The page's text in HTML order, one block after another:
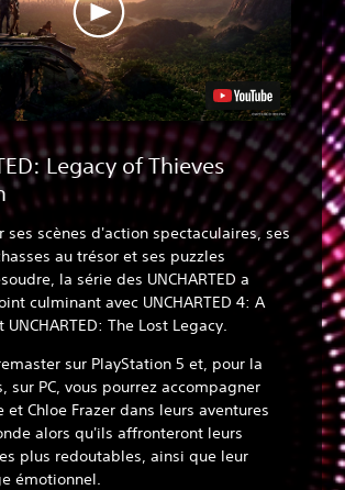
Legacy of Thieves
ses scènes d'action spectaculaires, ses
au trésor et ses puzzles
la série des UNCHARTED a
culminant avec UNCHARTED 4: A
The Lost Legacy.
sur PlayStation 5 et, pour la
sur PC, vous pourrez accompagner
et Chloe Frazer dans leurs aventures
alors qu'ils affronteront leurs
plus redoutables, ainsi que leur
émotionnel.